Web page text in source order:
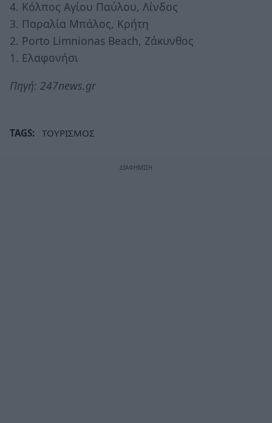
4. Κόλπος Αγίου Παύλου, Λίνδος
3. Παραλία Μπάλος, Κρήτη
2. Porto Limnionas Beach, Ζάκυνθος
1. Ελαφονήσι
Πηγή: 247news.gr
TAGS: ΤΟΥΡΙΣΜΟΣ